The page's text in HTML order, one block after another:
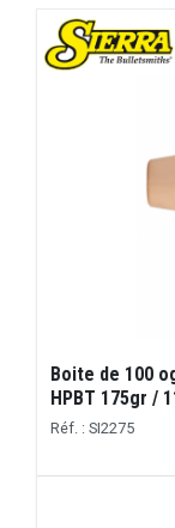
Boite de 100
HPBT 175gr /
Réf. : SI2275